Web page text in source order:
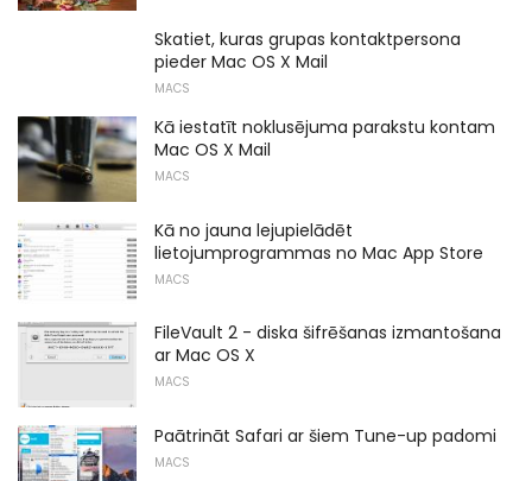
Skatiet, kuras grupas kontaktpersona
pieder Mac OS X Mail
MACS
Kā iestatīt noklusējuma parakstu kontam
Mac OS X Mail
MACS
Kā no jauna lejupielādēt
lietojumprogrammas no Mac App Store
MACS
FileVault 2 - diska šifrēšanas izmantošana
ar Mac OS X
MACS
Paātrināt Safari ar šiem Tune-up padomi
MACS